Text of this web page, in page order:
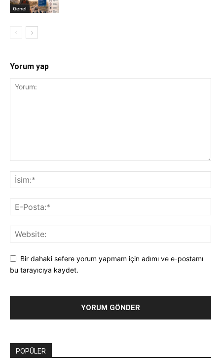
Genel
Yorum yap
Bir dahaki sefere yorum yapmam için adımı ve e-postamı
bu tarayıcıya kaydet.
POPÜLER